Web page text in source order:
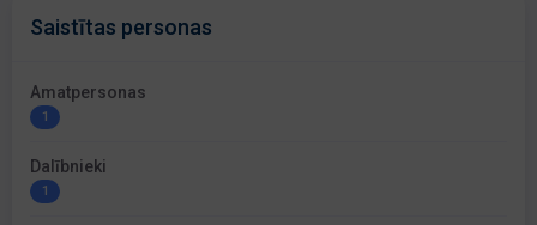
Saistītas personas
Amatpersonas
1
Dalībnieki
1